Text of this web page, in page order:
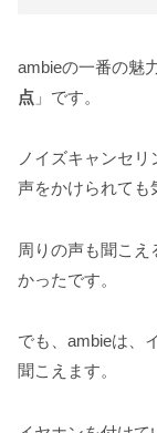
ambieの一番の魅
点 」です。
ノイズキャンセ
声をかけられても
周りの声も聞こ
かったです。
でも、ambieは、
聞こえます。